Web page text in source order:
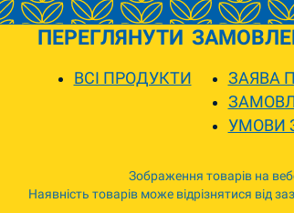
ПЕРЕГЛЯНУТИ
ВСІ ПРОДУКТИ
ЗАЯВА
УМОВИ
Зображення товарів на
Наявність товарів може відрізнятися від